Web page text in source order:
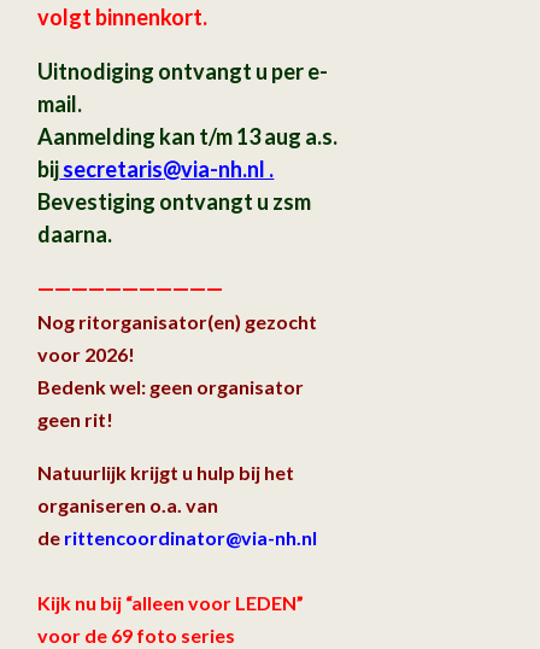
volgt binnenkort.
Uitnodiging ontvangt u per e-
mail.
Aanmelding kan t/m 13 aug a.s.
bijsecretaris@via-nh.nl .
Bevestiging ontvangt u zsm
daarna.
———————————
Nog ritorganisator(en) gezocht
voor 2026!
Bedenk wel: geen organisator
geen rit!
Natuurlijk krijgt u hulp bij het
organiseren o.a. van
de rittencoordinator@via-nh.nl
Kijk nu bij “alleen voor LEDEN”
voor de 69 foto series